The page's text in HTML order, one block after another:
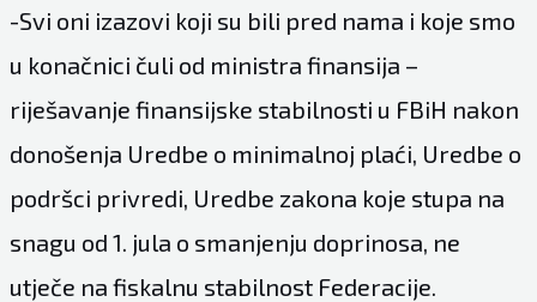
-Svi oni izazovi koji su bili pred nama i koje smo
u konačnici čuli od ministra finansija –
riješavanje finansijske stabilnosti u FBiH nakon
donošenja Uredbe o minimalnoj plaći, Uredbe o
podršci privredi, Uredbe zakona koje stupa na
snagu od 1. jula o smanjenju doprinosa, ne
utječe na fiskalnu stabilnost Federacije.